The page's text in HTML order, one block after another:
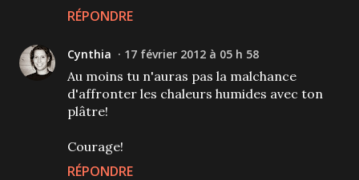
RÉPONDRE
Cynthia 17 février 2012 à 05 h 58
Au moins tu n'auras pas la malchance
d'affronter les chaleurs humides avec ton
plâtre!
Courage!
RÉPONDRE